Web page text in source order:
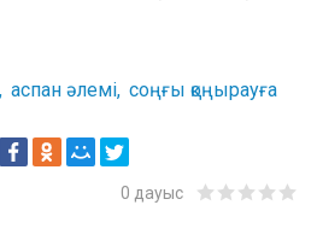
аспан әлемі соңғы қоңырауға
0 дауыс